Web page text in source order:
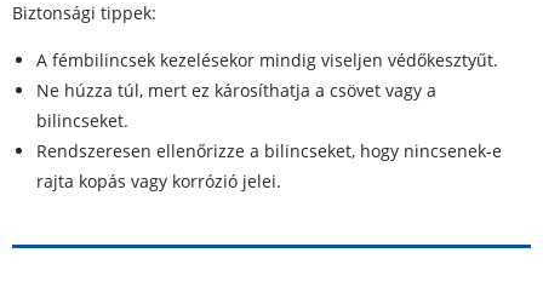
Biztonsági tippek:
A fémbilincsek kezelésekor mindig viseljen védőkesztyűt.
Ne húzza túl, mert ez károsíthatja a csövet vagy a
bilincseket.
Rendszeresen ellenőrizze a bilincseket, hogy nincsenek-e
rajta kopás vagy korrózió jelei.